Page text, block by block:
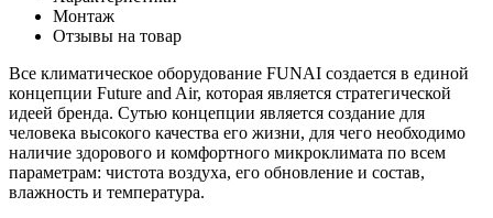
Монтаж
Отзывы на товар
Все климатическое оборудование FUNAI создается в единой
концепции Future and Air, которая является стратегической
идеей бренда. Сутью концепции является создание для
человека высокого качества его жизни, для чего необходимо
наличие здорового и комфортного микроклимата по всем
параметрам: чистота воздуха, его обновление и состав,
влажность и температура.